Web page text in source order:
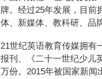
牌。经过25年发展，目前
体、新媒体、教科研、品
21世纪英语教育传媒拥有
报刊、《二十一世纪少儿
万份。2015年被国家新闻